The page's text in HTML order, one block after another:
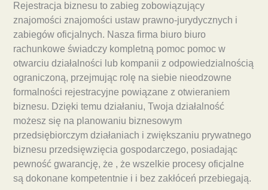
Rejestracja biznesu to zabieg zobowiązujący
znajomości znajomości ustaw prawno-jurydycznych i
zabiegów oficjalnych. Nasza firma biuro biuro
rachunkowe świadczy kompletną pomoc pomoc w
otwarciu działalności lub kompanii z odpowiedzialnością
ograniczoną, przejmując rolę na siebie nieodzowne
formalności rejestracyjne powiązane z otwieraniem
biznesu. Dzięki temu działaniu, Twoja działalność
możesz się na planowaniu biznesowym
przedsiębiorczym działaniach i zwiększaniu prywatnego
biznesu przedsięwzięcia gospodarczego, posiadając
pewność gwarancję, że , że wszelkie procesy oficjalne
są dokonane kompetentnie i i bez zakłóceń przebiegają.